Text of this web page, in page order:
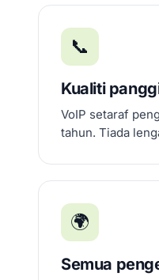
📞
Kualiti
VoIP setaraf
tahun. Tiada
🌍
Semua